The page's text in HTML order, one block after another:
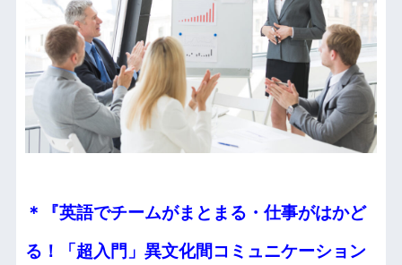
＊『英語でチームがまとまる・仕事がはかど
る！ 「超入門」異文化間コミュニケーション